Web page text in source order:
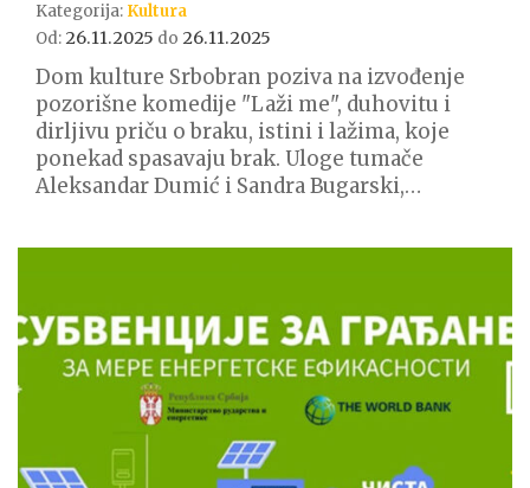
Kategorija: Kultura
Od: 26.11.2025 do 26.11.2025
Dom kulture Srbobran poziva na izvođenje
pozorišne komedije "Laži me", duhovitu i
dirljivu priču o braku, istini i lažima, koje
ponekad spasavaju brak. Uloge tumače
Aleksandar Dumić i Sandra Bugarski,…